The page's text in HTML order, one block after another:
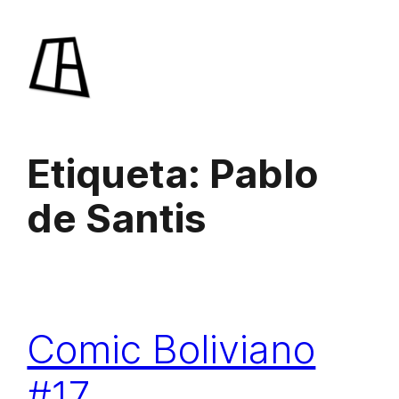
contenido
Etiqueta: Pablo
de Santis
Comic Boliviano